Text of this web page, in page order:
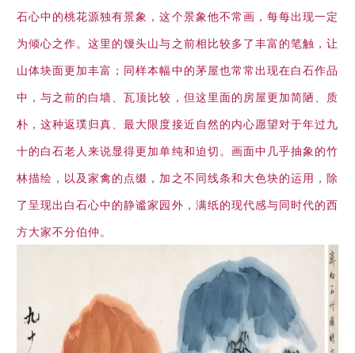
石心中的桃花源独有景象，这个景象他不常画，每每出现一定
为倾心之作。这里的馒头山与之前相比较多了丰富的笔触，让
山体块面更加丰富；同样本幅中的茅屋也常常出现在白石作品
中，与之前的白墙、瓦顶比较，但这里面的房屋更加简陋、质
朴，这种返璞归真、最大限度接近自然的内心愿望对于年过九
十的白石老人来说显得更加单纯和迫切。画面中几乎抽象的竹
林描绘，以及家禽的点缀，加之不同线条和大色块的运用，除
了呈现出白石心中的静谧家园外，满纸的现代感与同时代的西
方大家不分伯仲。